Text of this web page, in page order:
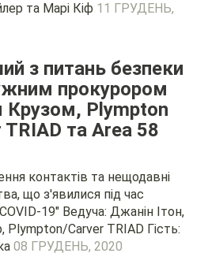
та Марі Кіф 11 ГРУДЕНЬ,
з питань безпеки
прокурором
Крузом, Plympton
TRIAD та Area 58
контактів та нещодавні
що з'явилися під час
19" Ведуча: Джанін Ітон,
Plympton/Carver TRIAD Гість:
08 ГРУДЕНЬ, 2020